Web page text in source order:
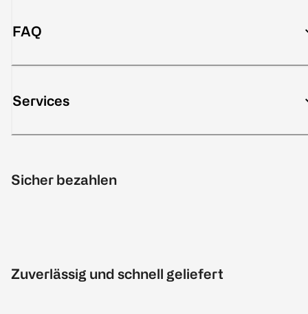
FAQ
Services
Sicher bezahlen
Zuverlässig und schnell geliefert